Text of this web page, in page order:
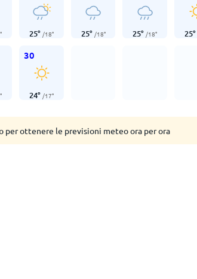
° 25° /18° 25° /18° 25° /18° 25°
°
30
24° /17°
per ottenere le previsioni meteo ora per ora